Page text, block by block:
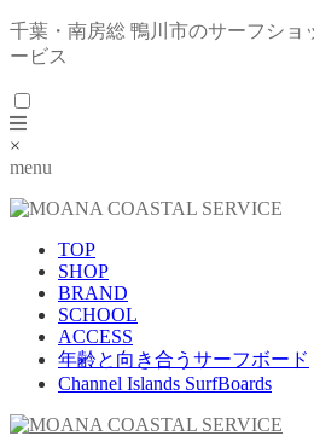
千葉・南房総 鴨川市のサーフショ
ービス
×
menu
TOP
SHOP
BRAND
SCHOOL
ACCESS
年齢と向き合うサーフボード
Channel Islands SurfBoards